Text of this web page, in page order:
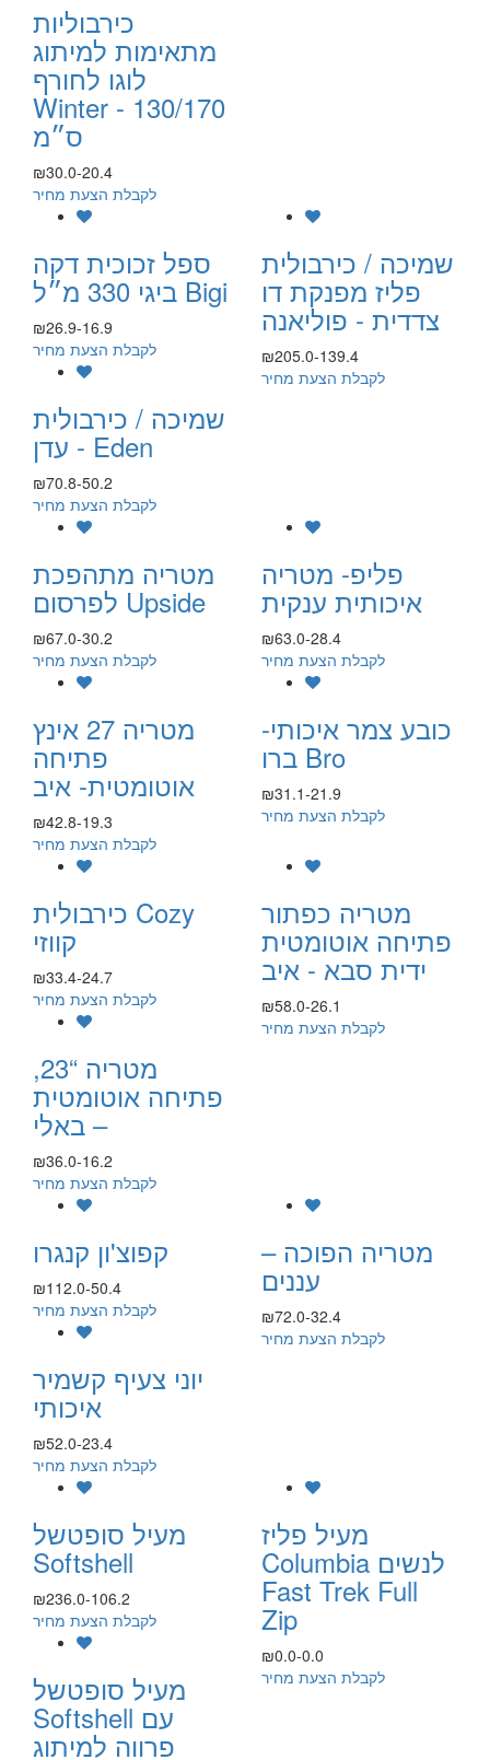
כירבוליות
מתאימות למיתוג
לוגו לחורף
Winter - 130/170
ס״מ
₪30.0-20.4
לקבלת הצעת מחיר
שמיכה / כירבולית
פליז מפנקת דו
צדדית - פוליאנה
₪205.0-139.4
לקבלת הצעת מחיר
ספל זכוכית דקה
ביגי 330 מ״ל Bigi
₪26.9-16.9
לקבלת הצעת מחיר
שמיכה / כירבולית
- עדן Eden
₪70.8-50.2
לקבלת הצעת מחיר
פליפ- מטריה
איכותית ענקית
₪63.0-28.4
לקבלת הצעת מחיר
מטריה מתהפכת
לפרסום Upside
₪67.0-30.2
לקבלת הצעת מחיר
כובע צמר איכותי-
ברו Bro
₪31.1-21.9
לקבלת הצעת מחיר
מטריה 27 אינץ
פתיחה
אוטומטית- איב
₪42.8-19.3
לקבלת הצעת מחיר
מטריה כפתור
פתיחה אוטומטית
ידית סבא - איב
₪58.0-26.1
לקבלת הצעת מחיר
כירבולית Cozy
קווזי
₪33.4-24.7
לקבלת הצעת מחיר
מטריה “23,
פתיחה אוטומטית
– באלי
₪36.0-16.2
לקבלת הצעת מחיר
מטריה הפוכה –
עננים
₪72.0-32.4
לקבלת הצעת מחיר
קפוצ'ון קנגרו
₪112.0-50.4
לקבלת הצעת מחיר
יוני צעיף קשמיר
איכותי
₪52.0-23.4
לקבלת הצעת מחיר
מעיל פליז
Columbia לנשים
Fast Trek Full
Zip
₪0.0-0.0
לקבלת הצעת מחיר
מעיל סופטשל
Softshell
₪236.0-106.2
לקבלת הצעת מחיר
מעיל סופטשל
Softshell עם
פרווה למיתוג